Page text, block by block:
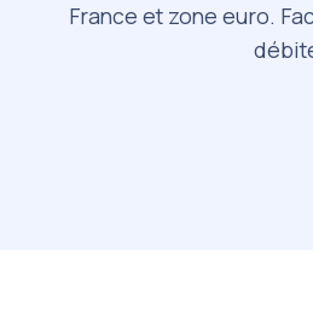
France et zone euro.